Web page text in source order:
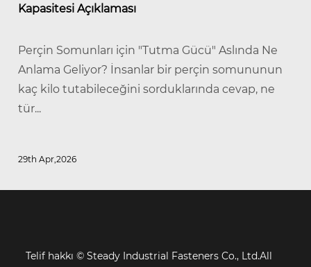
Kapasitesi Açıklaması
Perçin Somunları için "Tutma Gücü" Aslında Ne
Anlama Geliyor? İnsanlar bir perçin somununun
kaç kilo tutabileceğini sorduklarında cevap, ne
tür...
29th Apr,2026
Telif hakkı ©Steady Industrial Fasteners Co., Ltd.All